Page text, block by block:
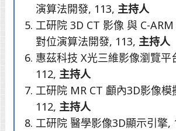
演算法開發, 113, 主持人
工研院 3D CT 影像 與 C-
對位演算法開發, 113, 主持人
惠茲科技 X光三維影像瀏覽平
112, 主持人
工研院 MR CT 顱內3D影像模
112, 主持人
工研院 醫學影像3D顯示引擎,